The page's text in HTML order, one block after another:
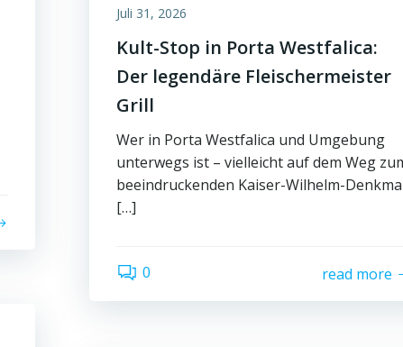
Juli 31, 2026
Kult-Stop in Porta Westfalica:
Der legendäre Fleischermeister
Grill
Wer in Porta Westfalica und Umgebung
unterwegs ist – vielleicht auf dem Weg
beeindruckenden Kaiser-Wilhelm-
[…]
0 read more